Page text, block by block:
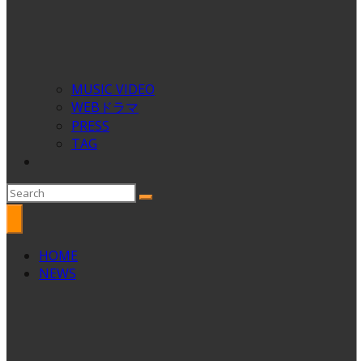
MUSIC VIDEO
WEBドラマ
PRESS
TAG
HOME
NEWS